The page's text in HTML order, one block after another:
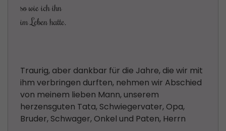
so wie ich ihn
im Leben hatte.
Traurig, aber dankbar für die Jahre, die wir mit
ihm verbringen durften, nehmen wir Abschied
von meinem lieben Mann, unserem
herzensguten Tata, Schwiegervater, Opa,
Bruder, Schwager, Onkel und Paten, Herrn